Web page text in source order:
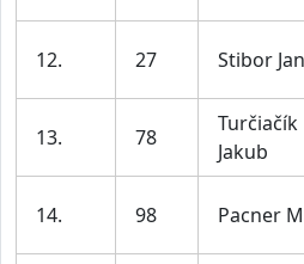
12. 27 Stibor Jan
13. 78
Turčiačík
Jakub
14. 98 Pacner